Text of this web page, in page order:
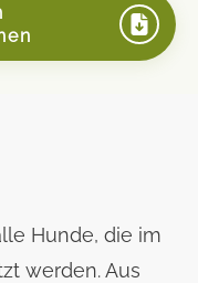
Hunde, die im
werden. Aus